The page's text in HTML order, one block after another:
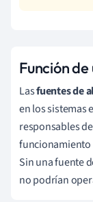
Función
Lasfuentes de
en los sistemas
responsables
funcionamiento
Sin una fuente
no podrían